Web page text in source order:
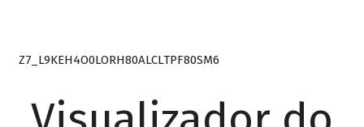
Z7_L9KEH4O0LORH80ALCLTPF80SM6